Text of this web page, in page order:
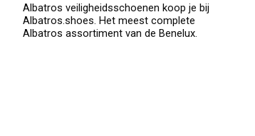
Albatros veiligheidsschoenen koop je bij
Albatros.shoes. Het meest complete
Albatros assortiment van de Benelux.